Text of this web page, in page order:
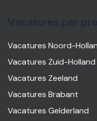
Vacatures Noord-
Vacatures Zuid-Holland
Vacatures Zeeland
Vacatures Brabant
Vacatures Gelderland